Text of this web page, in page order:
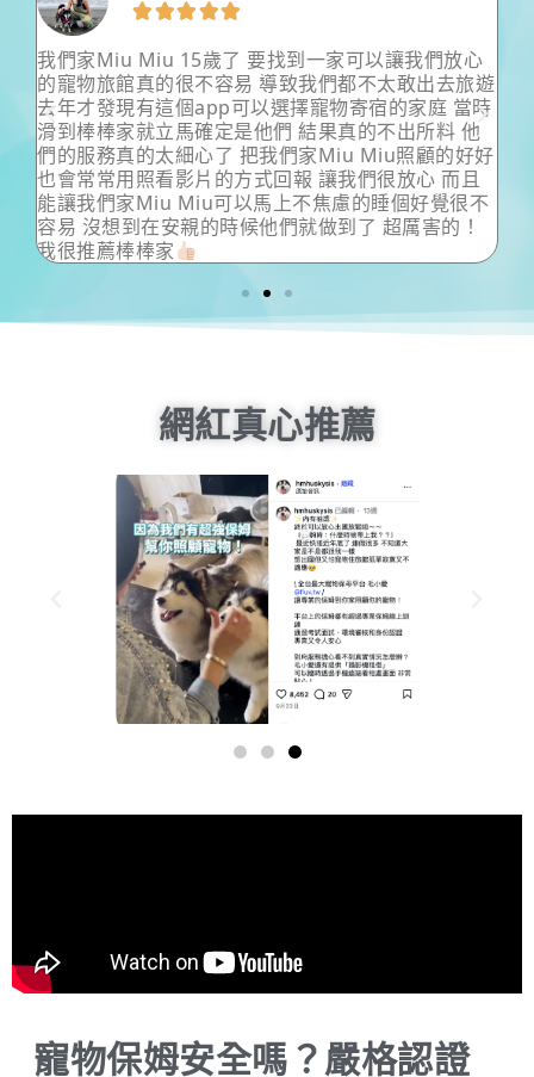
我們放心
敢出去旅遊
的家庭 當時
出所料 他
照顧的好好
放心 而且
個好覺很不
厲害的！

超級細心溫柔以及專業的保姆姊姊，把狗狗照
微不至，會主動定時回報狗狗狀況以及跟飼主
狗狗有問題也很熱心中肯的飼主意見以及給予
狗狗給保姆姊姊帶根本舒適到不想回家啦！飼
安全出遊。超級無敵棒的姊姊！
網紅真心推薦
寵物保姆安全嗎？嚴格認證